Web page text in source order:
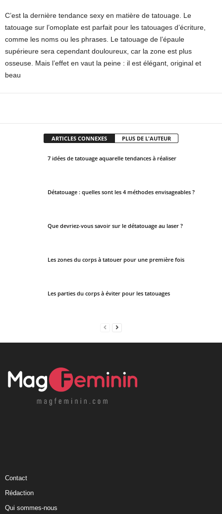
C’est la dernière tendance sexy en matière de tatouage. Le
tatouage sur l’omoplate est parfait pour les tatouages d’écriture,
comme les noms ou les phrases. Le tatouage de l’épaule
supérieure sera cependant douloureux, car la zone est plus
osseuse. Mais l’effet en vaut la peine : il est élégant, original et
beau
ARTICLES CONNEXES PLUS DE L'AUTEUR
7 idées de tatouage aquarelle tendances à réaliser
Détatouage : quelles sont les 4 méthodes envisageables ?
Que devriez-vous savoir sur le détatouage au laser ?
Les zones du corps à tatouer pour une première fois
Les parties du corps à éviter pour les tatouages
Contact
Rédaction
Qui sommes-nous